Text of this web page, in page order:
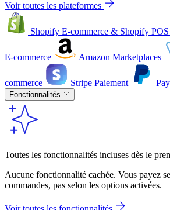
Voir toutes les plateformes
Shopify E-commerce & Shopify POS
E-commerce Amazon Marketplaces
commerce Stripe Paiement
Fonctionnalités
Toutes les fonctionnalités incluses dès le
Aucune fonctionnalité cachée. Vous payez
commandes, pas selon les options activées.